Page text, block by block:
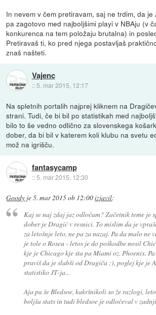
In nevem v čem pretiravam, saj ne trdim, da je
pa zagotovo med najboljšimi playi v NBAju (v
konkurenca na tem položaju brutalna) in
Pretiravaš ti, ko pred njega postavljaš
znaš našteti.
Vajenc
:: 5. mar 2015, 12:17
Na spletnih portalih najprej kliknem na
strani. Tudi, če bi bil po statistikah med
bilo to še vedno odlično za slovenskega
dober, da bi bil v katerem koli klubu na svetu
mož na igrišču.
fantasycamp
::5. mar 2015, 12:30
Goody je5. mar 2015 ob 12:00izjavil:
Kaj se naj zdaj jaz odločam? Začetnik teme je
dober je Dragić v resnici. To mislim da je
za letošnje leto, ne pa za nazaj. Pa da malo ne
je tole o Roseu - letos je do poškodbe nosil
kje je Chicago kje sta pa Miami oz. Phoenix. Pa
praviš da je slabši od Dragiča ;), poglej kje je
statistiko JT-ja...
Aja pa še Bledsoe, kakršnikoli so že razlogi,
boljša stats in tudi bledsoe je odločeval v